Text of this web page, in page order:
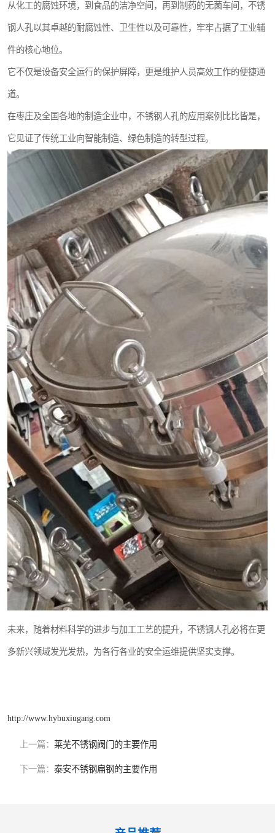
从化工的腐蚀环境，到食品的洁净空间，再到制药的无菌车间，不锈
钢人孔以其卓越的耐腐蚀性、卫生性以及可靠性，牢牢占据了工业辅
件的核心地位。
它不仅是设备安全运行的保护屏障，更是维护人员高效工作的便捷通
道。
在枣庄及全国各地的制造企业中，不锈钢人孔的应用案例比比皆是，
它见证了传统工业向智能制造、绿色制造的转型过程。
未来，随着材料科学的进步与加工工艺的提升，不锈钢人孔必将在更
多新兴领域发光发热，为各行各业的安全运维提供坚实支撑。
http://www.hybuxiugang.com
上一篇： 莱芜不锈钢阀门的主要作用
下一篇： 泰安不锈钢扁钢的主要作用